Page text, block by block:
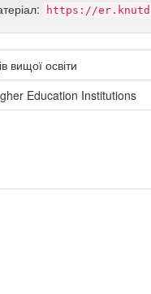
https://
вищої освіти
Education Institutions